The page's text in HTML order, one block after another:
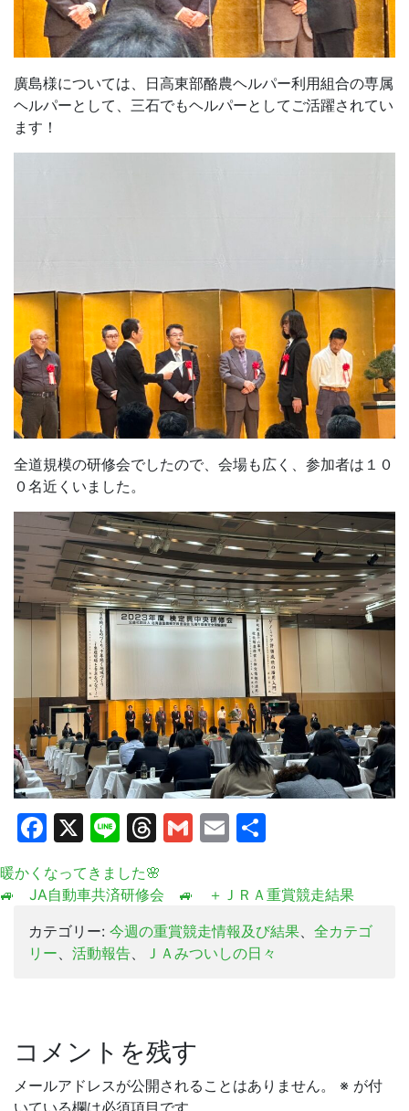
廣島様については、日高東部酪農ヘルパー利用組合の専属
ヘルパーとして、三石でもヘルパーとしてご活躍されてい
ます！
全道規模の研修会でしたので、会場も広く、参加者は１０
０名近くいました。
Facebook
X LineThreads
Gmail
Email
暖かくなってきました🌸
🚙 JA自動車共済研修会 🚙 ＋ＪＲＡ重賞競走結果
カテゴリー: 今週の重賞競走情報及び結果
全カテゴ
リー
活動報告 ＪＡみついしの日々
コメントを残す
メールアドレスが公開されることはありません。 ※ が付
いている欄は必須項目です